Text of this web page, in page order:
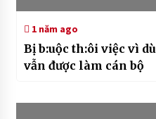
1 năm ago
Bị b:uộc th:ôi việc vì
vẫn được làm cán bộ